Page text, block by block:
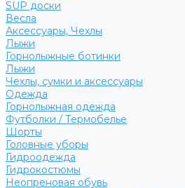
SUP доски
Весла
Аксессуары, Чехлы
Лыжи
Горнолыжные ботинки
Лыжи
Чехлы, сумки и аксессуары
Одежда
Горнолыжная одежда
Футболки / Термобелье
Шорты
Головные уборы
Гидроодежда
Гидрокостюмы
Неопреновая обувь